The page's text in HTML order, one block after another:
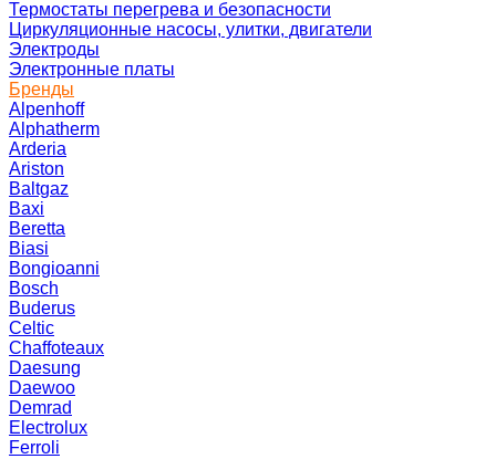
Термостаты перегрева и безопасности
Циркуляционные насосы, улитки, двигатели
Электроды
Электронные платы
Бренды
Alpenhoff
Alphatherm
Arderia
Ariston
Baltgaz
Baxi
Beretta
Biasi
Bongioanni
Bosch
Buderus
Celtic
Chaffoteaux
Daesung
Daewoo
Demrad
Electrolux
Ferroli